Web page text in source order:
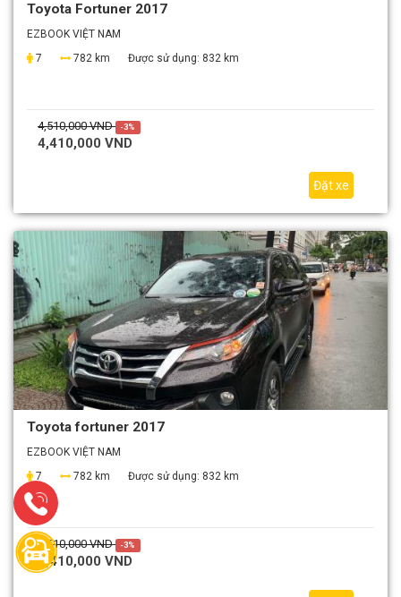
Toyota Fortuner 2017
EZBOOK VIỆT NAM
7
782 km Được sử dụng: 832 km
4,510,000 VND -3%
4,410,000 VND
Đặt xe
Toyota fortuner 2017
EZBOOK VIỆT NAM
7
782 km Được sử dụng: 832 km
4,510,000 VND -3%
4,410,000 VND